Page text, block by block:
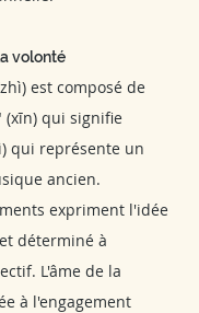
volonté
est composé de
(xīn) qui signifie
qui représente un
ancien.
expriment l'idée
déterminé à
L'âme de la
à l'engagement